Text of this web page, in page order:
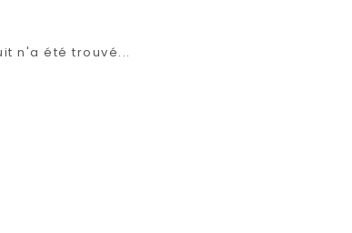
n'a été trouvé...